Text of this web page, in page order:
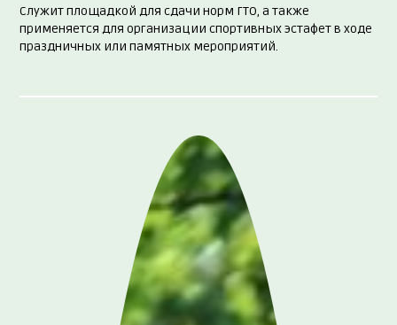
Служит площадкой для сдачи норм ГТО, а также
применяется для организации спортивных эстафет в ходе
праздничных или памятных мероприятий.